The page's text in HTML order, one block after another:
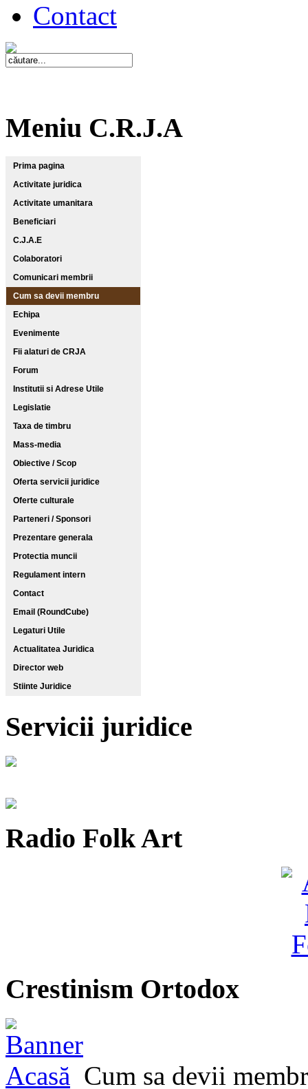
Contact
Meniu C.R.J.A
Prima pagina
Activitate juridica
Activitate umanitara
Beneficiari
C.J.A.E
Colaboratori
Comunicari membrii
Cum sa devii membru
Echipa
Evenimente
Fii alaturi de CRJA
Forum
Institutii si Adrese Utile
Legislatie
Taxa de timbru
Mass-media
Obiective / Scop
Oferta servicii juridice
Oferte culturale
Parteneri / Sponsori
Prezentare generala
Protectia muncii
Regulament intern
Contact
Email (RoundCube)
Legaturi Utile
Actualitatea Juridica
Director web
Stiinte Juridice
Servicii juridice
Radio Folk Art
Crestinism Ortodox
Acasă Cum sa devii